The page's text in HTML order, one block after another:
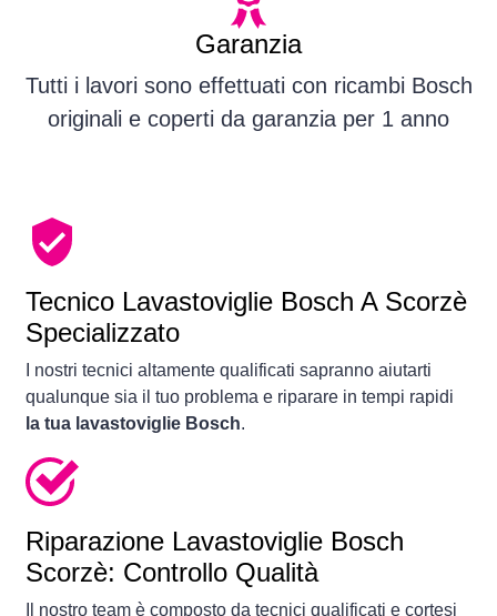
Garanzia
Tutti i lavori sono effettuati con ricambi Bosch
originali e coperti da garanzia per 1 anno
Tecnico Lavastoviglie Bosch A Scorzè
Specializzato
I nostri tecnici altamente qualificati sapranno aiutarti
qualunque sia il tuo problema e riparare in tempi rapidi
la tua lavastoviglie Bosch.
Riparazione Lavastoviglie Bosch
Scorzè: Controllo Qualità
Il nostro team è composto da tecnici qualificati e cortesi